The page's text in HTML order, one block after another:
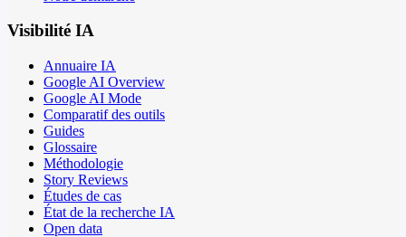
Visibilité IA
Annuaire IA
Google AI Overview
Google AI Mode
Comparatif des outils
Guides
Glossaire
Méthodologie
Story Reviews
Études de cas
État de la recherche IA
Open data